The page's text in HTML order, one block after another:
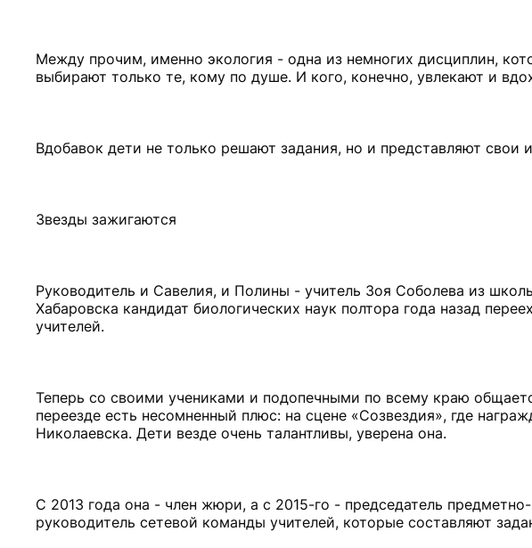
Между прочим, именно экология - одна из немногих дисциплин,
выбирают только те, кому по душе. И кого, конечно, увлекают и
Вдобавок дети не только решают задания, но и представляют свои
Звезды зажигаются
Руководитель и Савелия, и Полины - учитель Зоя Соболева из
Хабаровска кандидат биологических наук полтора года назад
учителей.
Теперь со своими учениками и подопечными по всему краю
переезде есть несомненный плюс: на сцене «Созвездия», где
Николаевска. Дети везде очень талантливы, уверена она.
С 2013 года она - член жюри, а с 2015-го - председатель
руководитель сетевой команды учителей, которые составляют